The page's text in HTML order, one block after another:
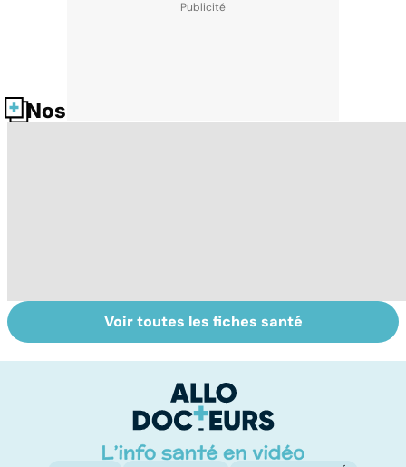
Nos fiches santé
Tout savoir sur
les infections
Inflammation des
amygdales : que
d'angine ?
Voir toutes les fiches santé